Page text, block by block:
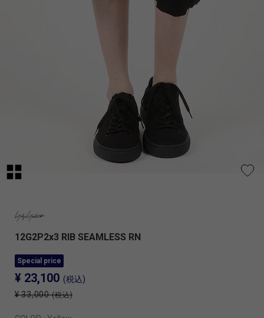
12G2P2x3 RIB SEAMLESS RN
Special price
¥ 23,100 (税込)
¥ 33,000 (税込)